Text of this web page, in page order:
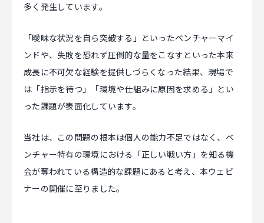
多く発生しています。
「曖昧な状況を自ら突破する」といったベンチャーマイ
ンドや、失敗を恐れず圧倒的な量をこなすといった本来
成長に不可欠な経験を提供しづらくなった結果、現場で
は「指示を待つ」「環境や仕組みに原因を求める」とい
った課題が表面化しています。
当社は、この問題の根本は個人の能力不足ではなく、ベ
ンチャー特有の環境における「正しい戦い方」を知る機
会が奪われている構造的な課題にあると考え、本ウェビ
ナーの開催に至りました。